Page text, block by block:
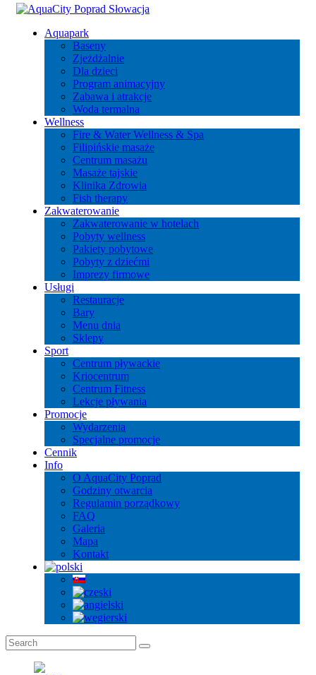
Aquapark
Baseny
Zjeżdżalnie
Dla dzieci
Program animacyjny
Zabawa i atrakcje
Woda termalna
Wellness
Fire & Water Wellness & Spa
Filipińskie masaże
Centrum masażu
Masaże tajskie
Klinika Zdrowia
Fish therapy
Zakwaterowanie
Zakwaterowanie w hotelach
Pobyty wellness
Pakiety pobytowe
Pobyty z dziećmi
Imprezy firmowe
Usługi
Restauracje
Bary
Menu dnia
Sklepy
Sport
Centrum pływackie
Kriocentrum
Centrum Fitness
Lekcje pływania
Promocje
Wydarzenia
Specjalne promocje
Cennik
Info
O AquaCity Poprad
Godziny otwarcia
Regulamin porządkowy
FAQ
Galeria
Mapa
Kontakt